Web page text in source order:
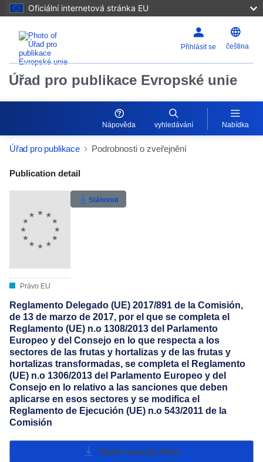
Oficiální internetová stránka EU
Přihlásit se čeština
Úřad pro publikace Evropské unie
Nápověda vyhledávání Nabídka
Úřad pro publikace Podrobnosti o zveřejnění
Publication Detail Actions Portlet
Uživatelské hodnocení
Publication detail
Právo EU
Stáhnout
Reglamento Delegado (UE) 2017/891 de la Comisión,
de 13 de marzo de 2017, por el que se completa el
Reglamento (UE) n.o 1308/2013 del Parlamento
Europeo y del Consejo en lo que respecta a los
sectores de las frutas y hortalizas y de las frutas y
hortalizas transformadas, se completa el Reglamento
(UE) n.o 1306/2013 del Parlamento Europeo y del
Consejo en lo relativo a las sanciones que deben
aplicarse en esos sectores y se modifica el
Reglamento de Ejecución (UE) n.o 543/2011 de la
Comisión
Stažení a jazyky Close